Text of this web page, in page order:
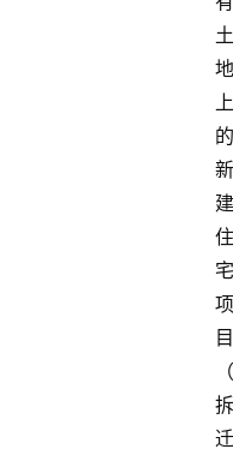
土
地
上
的
新
建
住
宅
项
目
（
拆
迁